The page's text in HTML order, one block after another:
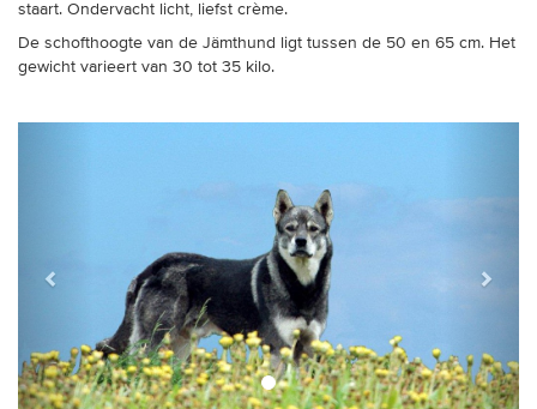
staart. Ondervacht licht, liefst crème.
De schofthoogte van de Jämthund ligt tussen de 50 en 65 cm. Het
gewicht varieert van 30 tot 35 kilo.